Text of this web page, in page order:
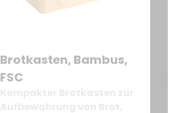
Brotkasten, Bambus,
FSC